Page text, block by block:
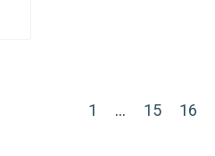
1 … 15 16